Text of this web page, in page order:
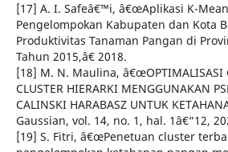
[17] A. I. Safeâ€™i, â€œAplikasi K-
Pengelompokan Kabupaten dan Kota
Produktivitas Tanaman Pangan di
Tahun 2015,â€ 2018.
[18] M. N. Maulina, â€œOPTIMALISASI
CLUSTER HIERARKI MENGGUNAKAN
CALINSKI HARABASZ UNTUK
Gaussian, vol. 14, no. 1, hal. 1â€“12,
[19] S. Fitri, â€œPenetuan cluster